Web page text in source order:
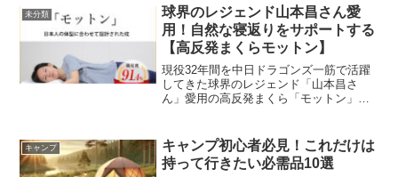
人に利用されており、日本で唯一
ISMS(情報セキュリティマネジメントシ
ステム)を取得しています！安心、安全、
信頼を元にあなたの挑戦をオフィスサー
ビスでサポート致します！
未分類
球界のレジェンド山本昌さん愛
用！自然な寝返りをサポートする
【高反発まくらモットン】
現役32年間を中日ドラゴンズ一筋で活躍
してきた球界のレジェンド「山本昌さ
ん」愛用の高反発まくら「モットン」で
03月にリニューアルされ、高反発まくら
「モットン」として生まれ変わりまし
た。
キャンプ
キャンプ初心者必見！これだけは
持って行きたい必需品10選